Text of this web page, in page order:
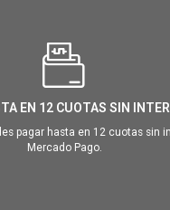
EN 12 CUOTAS SIN
pagar hasta en 12 cuotas sin
Mercado Pago.